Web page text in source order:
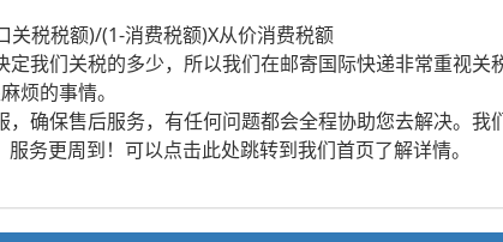
关税税额)/(1-消费税额)X从价消费税额
我们关税的多少，所以我们在邮寄国际快递非常重视关
烦的事情。
确保售后服务，有任何问题都会全程协助您去解决。我
务更周到！可以点击此处跳转到我们首页了解详情。